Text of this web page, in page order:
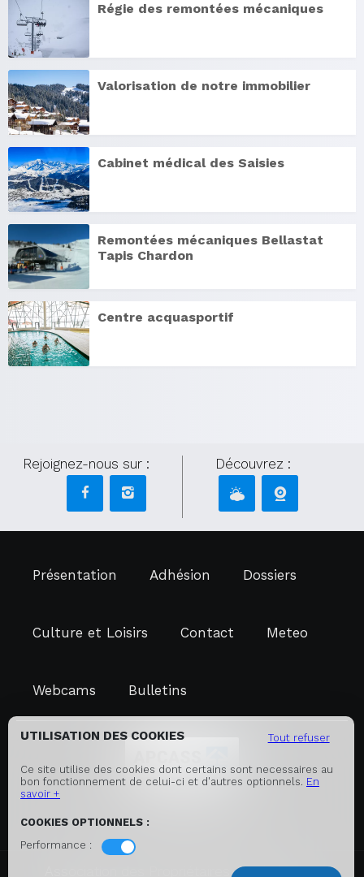
Régie des remontées mécaniques
Valorisation de notre immobilier
Cabinet médical des Saisies
Remontées mécaniques Bellastat
Tapis Chardon
Centre acquasportif
Tout refuser
UTILISATION DES COOKIES
Ce site utilise des cookies dont certains sont necessaires au
bon fonctionnement de celui-ci et d'autres optionnels. En
savoir +
COOKIES OPTIONNELS :
Performance :
e
Rejoignez-nous sur : Découvrez :
73620 Les Saisies
Présentation Adhésion Dossiers
Culture et Loisirs Contact Meteo
Webcams Bulletins
Association des Propriétaires de Chalets et